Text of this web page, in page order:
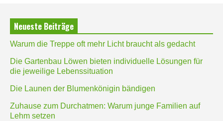
Neueste Beiträge
Warum die Treppe oft mehr Licht braucht als gedacht
Die Gartenbau Löwen bieten individuelle Lösungen für
die jeweilige Lebenssituation
Die Launen der Blumenkönigin bändigen
Zuhause zum Durchatmen: Warum junge Familien auf
Lehm setzen